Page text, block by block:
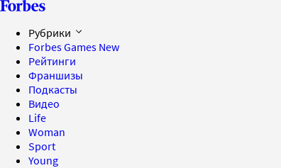
Рубрики
Forbes Games New
Рейтинги
Франшизы
Подкасты
Видео
Life
Woman
Sport
Young